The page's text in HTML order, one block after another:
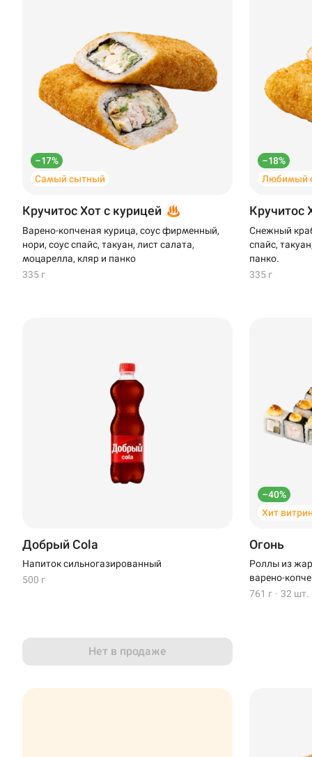
–17%
Самый сытный
Кручитос Хот с курицей
Варено-копченая курица, соус фирменный,
нори, соус спайс, такуан, лист салата,
моцарелла, кляр и панко
335 г
–18%
Любимый
Кручитос
Снежный
спайс,
панко.
335 г
Добрый Cola
Напиток сильногазированный
500 г
Нет в продаже
–40%
Хит
Огонь
Роллы из
варено-
761 г · 32 шт.